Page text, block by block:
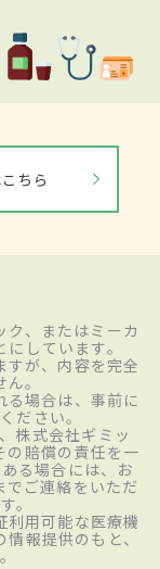
ちら
、またはミーカ
しています。
すが、内容を完全
。
る場合は、事前に
ださい。
株式会社ギミッ
の賠償の責任を一
る場合には、お
ご連絡をいただ
。
利用可能な医療機
報提供のもと、